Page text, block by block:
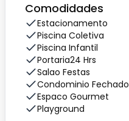
Comodidades
Estacionamento
Piscina Coletiva
Piscina Infantil
Portaria24 Hrs
Salao Festas
Condominio Fechado
Espaco Gourmet
Playground